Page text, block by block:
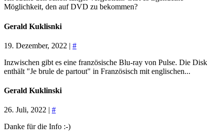
Möglichkeit, den auf DVD zu bekommen?
Gerald Kuklisnki
19. Dezember, 2022 | #
Inzwischen gibt es eine französische Blu-ray von Pulse. Die Disk
enthält "Je brule de partout" in Französisch mit englischen...
Gerald Kuklinski
26. Juli, 2022 | #
Danke für die Info :-)